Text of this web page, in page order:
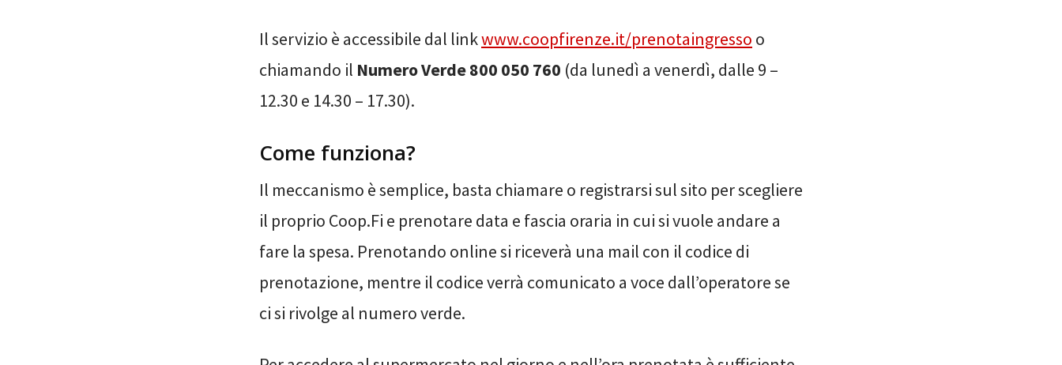
Il servizio è accessibile dal linkwww.coopfirenze.it/prenotaingresso o
chiamando il Numero Verde 800 050 760 (da lunedì a venerdì, dalle 9 –
12.30 e 14.30 – 17.30).
Come funziona?
Il meccanismo è semplice, basta chiamare o registrarsi sul sito per scegliere
il proprio Coop.Fi e prenotare data e fascia oraria in cui si vuole andare a
fare la spesa. Prenotando online si riceverà una mail con il codice di
prenotazione, mentre il codice verrà comunicato a voce dall’operatore se
ci si rivolge al numero verde.